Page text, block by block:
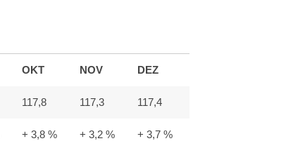
OKT NOV DEZ
117,8 117,3 117,4
+ 3,8 % + 3,2 % + 3,7 %